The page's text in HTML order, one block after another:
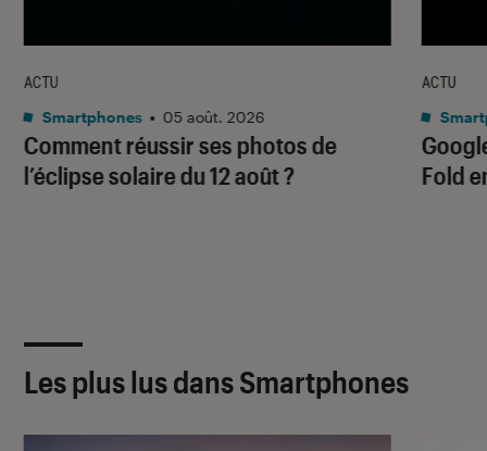
Comment réussir ses photos de
l’éclipse solaire du 12 août ?
ACTU
Smartphones • 05 août. 2026
Fold
ACTU
Les plus lus dans Smartphones